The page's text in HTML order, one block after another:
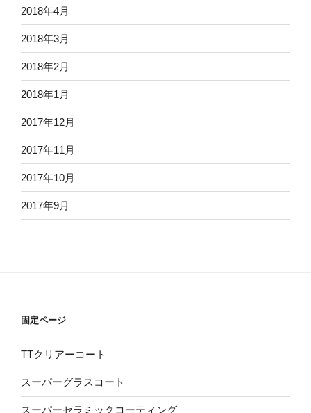
2018年4月
2018年3月
2018年2月
2018年1月
2017年12月
2017年11月
2017年10月
2017年9月
固定ページ
TTクリアーコート
スーパーグラスコート
スーパーセラミックコーティング